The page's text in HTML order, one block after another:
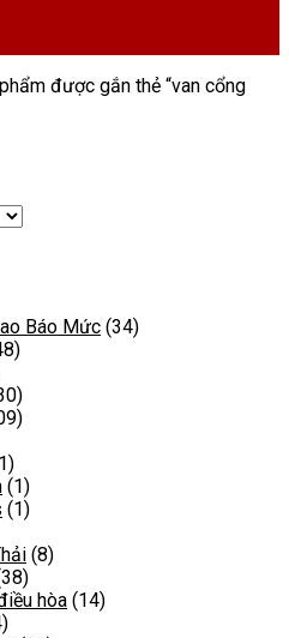
được gắn thẻ “van cổng
Báo Mức (34)
(1)
(1)
(8)
hòa (14)